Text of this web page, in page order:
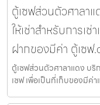
ตู้เซฟส่วนตัวศาลา
ให้เช่าสำหรับการเ
ฝากของมีค่า ตู้เซฟ
ตู้เซฟส่วนตัวศาลาแดง บริ
เซฟ เพื่อเป็นที่เก็บของมีค่